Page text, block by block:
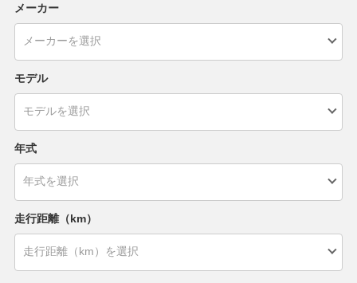
メーカー
モデル
年式
走行距離（km）